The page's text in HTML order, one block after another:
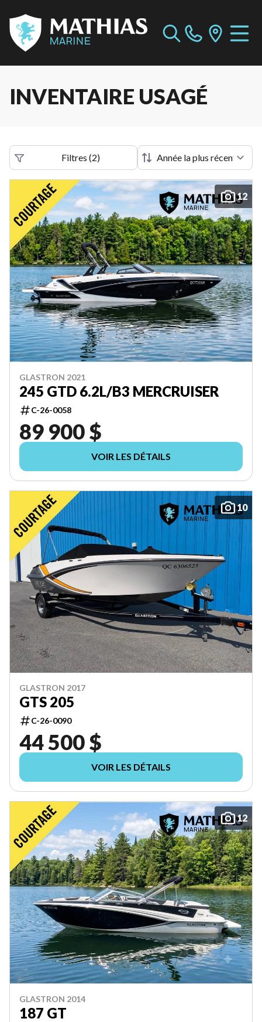
INVENTAIRE USAGÉ
Filtres (2)
12
GLASTRON 2021
245 GTD 6.2L/B3 MERCRUISER
C-26-0058
89 900 $
VOIR LES DÉTAILS
10
GLASTRON 2017
GTS 205
C-26-0090
44 500 $
VOIR LES DÉTAILS
12
GLASTRON 2014
187 GT